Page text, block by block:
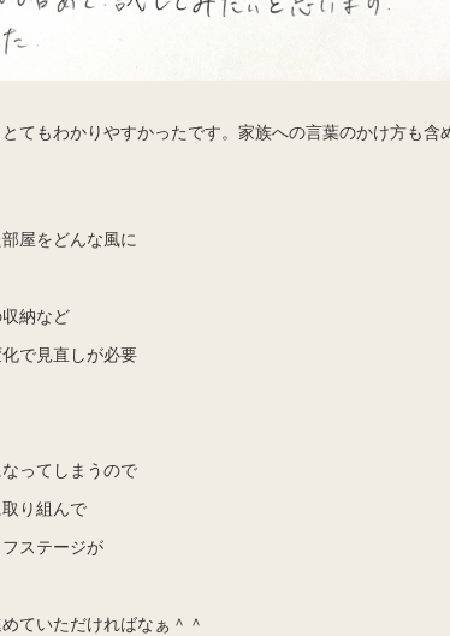
てもわかりやすかったです。家族への言葉のかけ方も
屋をどんな風に
納など
で見直しが必要
ってしまうので
り組んで
ステージが
ていただければなぁ＾＾